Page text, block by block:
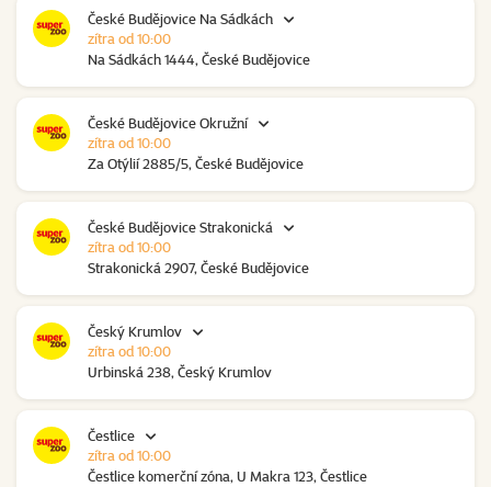
České Budějovice Na Sádkách
Na Sádkách 1444, České Budějovice
zítra od 10:00
České Budějovice Okružní
Za Otýlií 2885/5, České Budějovice
zítra od 10:00
České Budějovice Strakonická
Strakonická 2907, České Budějovice
zítra od 10:00
Český Krumlov
Urbinská 238, Český Krumlov
zítra od 10:00
Čestlice
Čestlice komerční zóna, U Makra 123, Čestlice
zítra od 10:00